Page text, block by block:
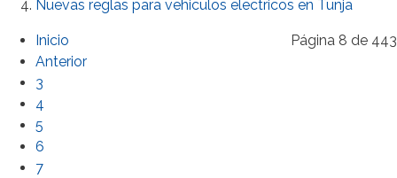
Nuevas reglas para vehiculos electricos en Tunja
Página 8 de 443
Inicio
Anterior
3
4
5
6
7